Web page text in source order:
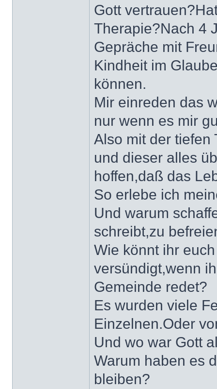
Gott
Therapie?Nach 4
Gepräche mit
Kindheit im
können.
Mir einreden das
nur wenn es mir
Also mit der tiefen
und dieser alles
hoffen,daß das
So erlebe ich
Und warum
schreibt,zu
Wie könnt ihr
versündigt,wenn
Gemeinde redet?
Es wurden viele
Einzelnen.Oder
Und wo war Gott
Warum haben es
bleiben?